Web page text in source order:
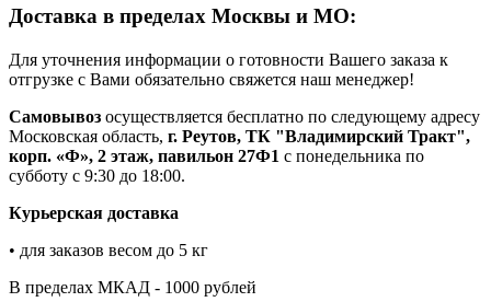
Доставка в пределах Москвы и МО:
Для уточнения информации о готовности Вашего заказа к
отгрузке с Вами обязательно свяжется наш менеджер!
Самовывоз осуществляется бесплатно по следующему адресу
Московская область, г. Реутов, ТК "Владимирский Тракт",
корп. «Ф», 2 этаж, павильон 27Ф1 с понедельника по
субботу с 9:30 до 18:00.
Курьерская доставка
• для заказов весом до 5 кг
В пределах МКАД - 1000 рублей